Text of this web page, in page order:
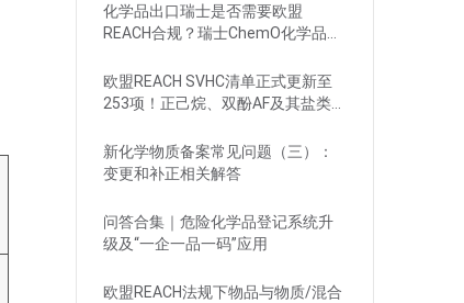
化学品出口瑞士是否需要欧盟
REACH合规？瑞士ChemO化学品法
欧盟REACH SVHC清单正式更新至
253项！正己烷、双酚AF及其盐类物
新化学物质备案常见问题（三）：
变更和补正相关解答
问答合集｜危险化学品登记系统升
级及“一企一品一码”应用
欧盟REACH法规下物品与物质/混合